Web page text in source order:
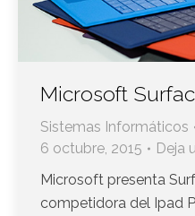
Microsoft
Sistemas Informáticos
6 octubre, 2015
Deja
Microsoft presenta
competidora del Ipad